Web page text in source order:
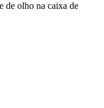
de olho na caixa de